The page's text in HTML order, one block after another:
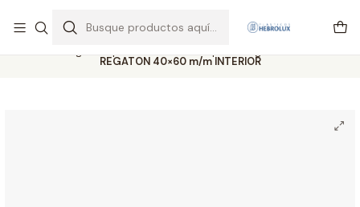
Regiones envios por pagar vía Starken y Pullman cargo
REGATON 40×60 m/m INTERIOR